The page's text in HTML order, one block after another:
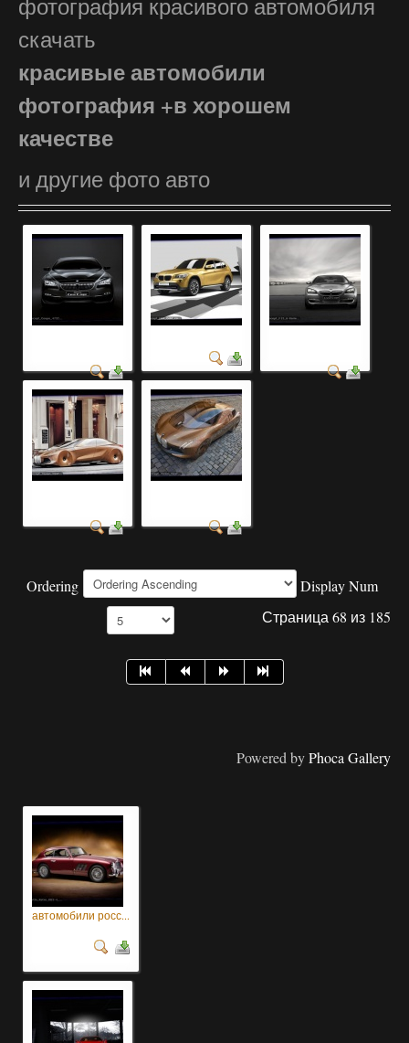
фотография красивого автомобиля
скачать
красивые автомобили
фотография +в хорошем
качестве
и другие фото авто
Ordering
Display Num
Страница 68 из 185
Powered byPhoca Gallery
автомобили росс...